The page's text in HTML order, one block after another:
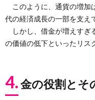
このように、通貨の増加
代の経済成長の一部を支え
しかし、借金が増えすぎ
の価値の低下といったリス
4.金の役割とそ